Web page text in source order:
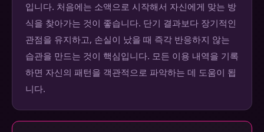
입니다. 처음에는 소액으로 시작해서 자신에게 맞는 방
식을 찾아가는 것이 좋습니다. 단기 결과보다 장기적인
관점을 유지하고, 손실이 났을 때 즉각 반응하지 않는
습관을 만드는 것이 핵심입니다. 모든 이용 내역을 기록
하면 자신의 패턴을 객관적으로 파악하는 데 도움이 됩
니다.